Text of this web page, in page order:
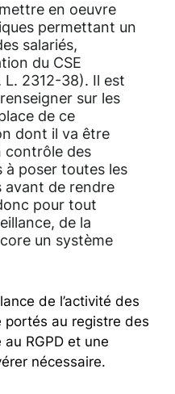
en oeuvre
permettant un
salariés,
du CSE
L. 2312-38). Il est
sur les
de ce
dont il va être
contrôle des
à poser toutes les
avant de rendre
pour tout
de la
un système
de l’activité des
portés au registre des
RGPD et une
nécessaire.